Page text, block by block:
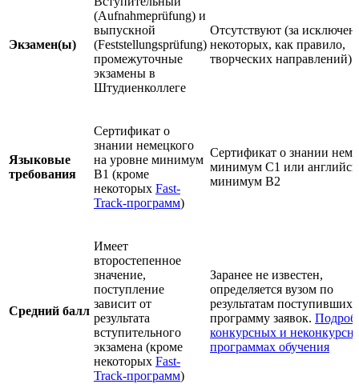
Экзамен(ы)
(Aufnahmeprüfung) и
выпускной
(Feststellungsprüfung)
промежуточные
экзамены в
Штудиенколлеге
Отсутствуют (за
некоторых, как правило,
творческих направлений)
Языковые
требования
Сертификат о
знании немецкого
на уровне минимум
B1 (кроме
некоторых Fast-
Track-программ)
Сертификат о знании
минимум С1 или
минимум В2
Средний балл
Имеет
второстепенное
значение,
поступление
зависит от
результата
вступительного
экзамена (кроме
некоторых Fast-
Track-программ)
Заранее не известен,
определяется вузом по
результатам поступивших
программу заявок.
конкурсных и
программах обучения